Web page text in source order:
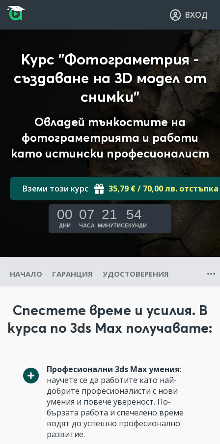
Прескочи към основното съдържание
Прескочи към навигацията
ВХОД
Курс "Фотограметрия -
създаване на 3D модел от
снимки"
Овладей тънкостите на
фотограметрията и работи
като истински професионалист
Вземи този курс 35,79 € / 70,00 лв. отстъпка
00
ДНИ
07
ЧАСА
21
МИНУТИ
53
СЕКУНДИ
НАЧАЛО ГАРАНЦИЯ УДОСТОВЕРЕНИЯ
Спестете време и усилия. В
курса по 3ds Max получавате:
Професионални 3ds Max умения:
научете се да работите като най-
добрите професионалисти с нови
умения и повече увереност. По-
бързата работа и спечелено време
водят до успешно професионално
развитие.